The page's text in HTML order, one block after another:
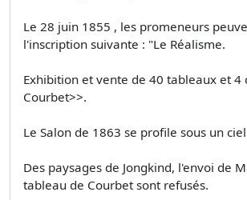
Le 28 juin 1855 , les promeneurs
l'inscription suivante : "Le Réalisme.
Exhibition et vente de 40 tableaux et 4
Courbet>>.
Le Salon de 1863 se profile sous un
Des paysages de Jongkind, l'envoi de
tableau de Courbet sont refusés.